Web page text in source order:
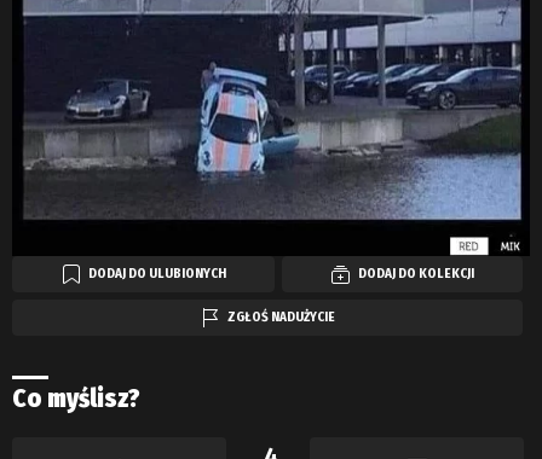
DODAJ DO ULUBIONYCH DODAJ DO KOLEKCJI
ZGŁOŚ NADUŻYCIE
Co myślisz?